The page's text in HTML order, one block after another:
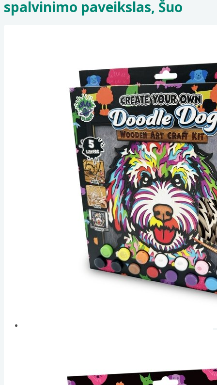
spalvinimo paveikslas, Šuo